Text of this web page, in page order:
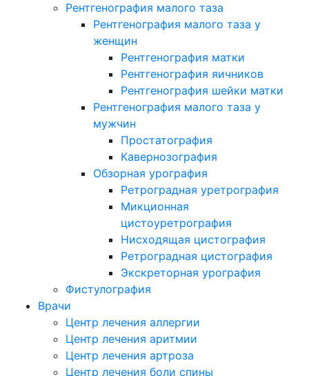
Рентгенография малого таза
Рентгенография малого таза у
женщин
Рентгенография матки
Рентгенография яичников
Рентгенография шейки матки
Рентгенография малого таза у
мужчин
Простатография
Кавернозография
Обзорная урография
Ретроградная уретрография
Микционная
цистоуретрография
Нисходящая цистография
Ретроградная цистография
Экскреторная урография
Фистулография
Врачи
Центр лечения аллергии
Центр лечения аритмии
Центр лечения артроза
Центр лечения боли спины